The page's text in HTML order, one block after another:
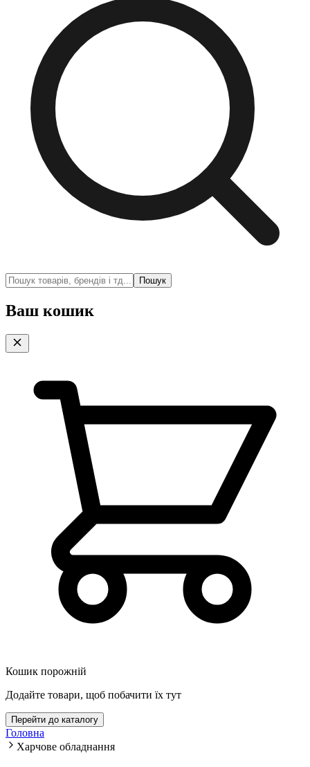
Пошук
Ваш кошик
Кошик порожній
Додайте товари, щоб побачити їх тут
Перейти до каталогу
Головна
Харчове обладнання